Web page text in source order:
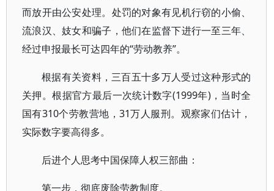
而放开由公安处理。处罚的对象有见机行窃的小偷、
流浪汉、妓女和骗子，他们在监督下进行一至三年、
经过申报最长可达四年的“劳动教养”。
根据有关资料，三百五十多万人受过这种形式的
关押。根据官方最后一次统计数字(1999年)，当时全
国有310个劳教营地，31万人服刑。观察家们估计，
实际数字要高得多。
后进个人思考中国保障人权三部曲：
第一步，彻底废除劳教制度。